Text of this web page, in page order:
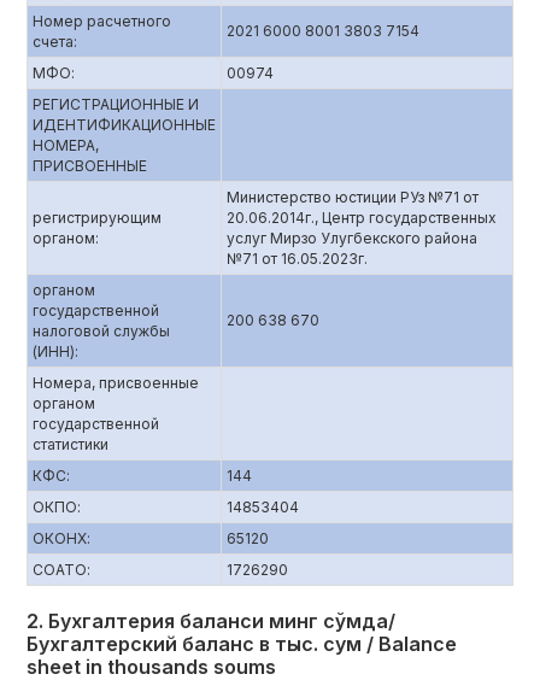
Номер расчетного
счета:
2021 6000 8001 3803 7154
МФО:
00974
РЕГИСТРАЦИОННЫЕ И
ИДЕНТИФИКАЦИОННЫЕ
НОМЕРА,
ПРИСВОЕННЫЕ
регистрирующим
органом:
Министерство юстиции РУз №71 от
20.06.2014г., Центр государственных
услуг Мирзо Улугбекского района
№71 от 16.05.2023г.
органом
государственной
налоговой службы
(ИНН):
200 638 670
Номера, присвоенные
органом
государственной
статистики
КФС:
144
ОКПО:
14853404
ОКОНХ:
65120
СОАТО:
1726290
2. Бухгалтерия баланси минг сўмда/
Бухгалтерский баланс в тыс. сум / Balance
sheet in thousands soums